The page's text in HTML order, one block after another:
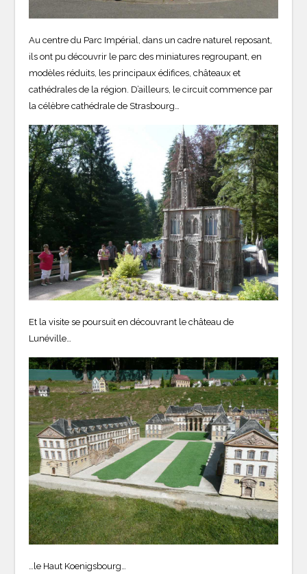
Au centre du Parc Impérial, dans un cadre naturel reposant,
ils ont pu découvrir le parc des miniatures regroupant, en
modèles réduits, les principaux édifices, châteaux et
cathédrales de la région. D’ailleurs, le circuit commence par
la célèbre cathédrale de Strasbourg…
Et la visite se poursuit en découvrant le château de
Lunéville…
…le Haut Koenigsbourg…